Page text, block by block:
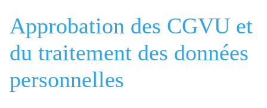
Approbation des CGVU et
du traitement des données
personnelles